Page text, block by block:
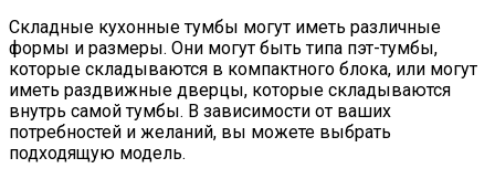
Складные кухонные тумбы могут иметь различные
формы и размеры. Они могут быть типа пэт-тумбы,
которые складываются в компактного блока, или могут
иметь раздвижные дверцы, которые складываются
внутрь самой тумбы. В зависимости от ваших
потребностей и желаний, вы можете выбрать
подходящую модель.